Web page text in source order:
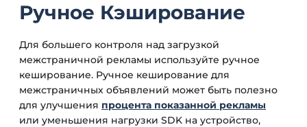
Ручное Кэширование
Для большего контроля над загрузкой
межстраничной рекламы используйте ручное
кеширование. Ручное кеширование для
межстраничных объявлений может быть полезно
для улучшения процента показанной рекламы
или уменьшения нагрузки SDK на устройство,